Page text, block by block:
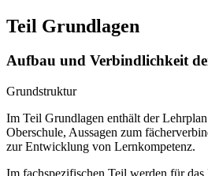
Teil Grundlagen
Aufbau und Verbindlichkeit
Grundstruktur
Im Teil Grundlagen enthält der
Oberschule, Aussagen zum
zur Entwicklung von Lernkompetenz.